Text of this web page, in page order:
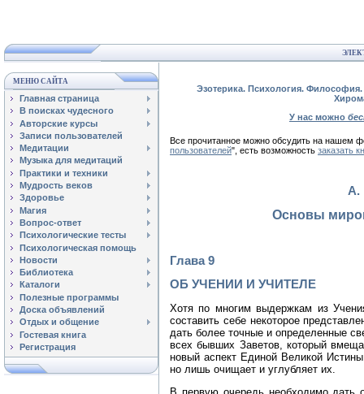
МЕНЮ САЙТА
Главная страница
В поисках чудесного
Авторские курсы
Записи пользователей
Медитации
Музыка для медитаций
Практики и техники
Мудрость веков
Здоровье
Магия
Вопрос-ответ
Психологические тесты
Психологическая помощь
Новости
Библиотека
Каталоги
Полезные программы
Доска объявлений
Отдых и общение
Гостевая книга
Регистрация
Эзотерика. Психология.
У нас можно
Все прочитанное можно обсудить на нашем
пользователей", есть возможность заказать
А.
Основы
Глава 9
ОБ УЧЕНИИ И УЧИТЕЛЕ
Хотя по многим выдержкам из
составить себе некоторое
дать более точные и определенные
всех бывших Заветов, который
новый аспект Единой Великой
но лишь очищает и углубляет их.